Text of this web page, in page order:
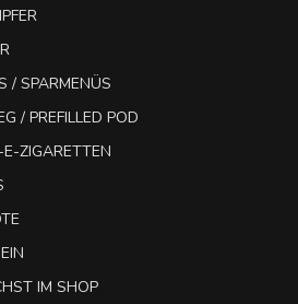
/ SPARMENÜS
/ PREFILLED POD
ZIGARETTEN
IM SHOP